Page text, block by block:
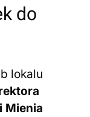
do
lokalu
Mienia